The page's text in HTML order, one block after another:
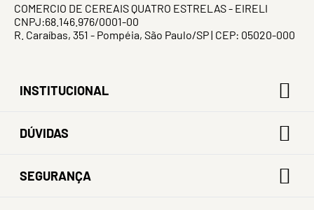
COMERCIO DE CEREAIS QUATRO ESTRELAS - EIRELI
CNPJ:68.146.976/0001-00
R. Caraíbas, 351 - Pompéia, São Paulo/SP | CEP: 05020-000
INSTITUCIONAL
DÚVIDAS
SEGURANÇA